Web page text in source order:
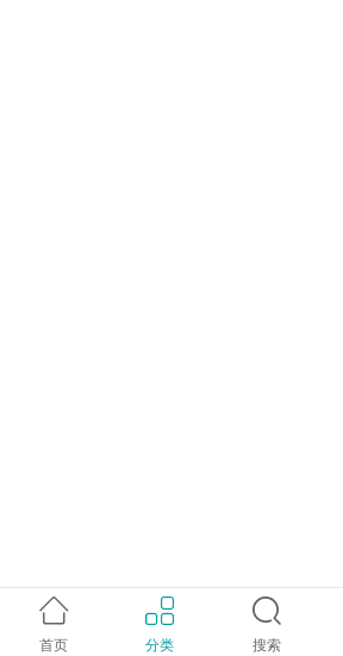

首页

分类

搜索